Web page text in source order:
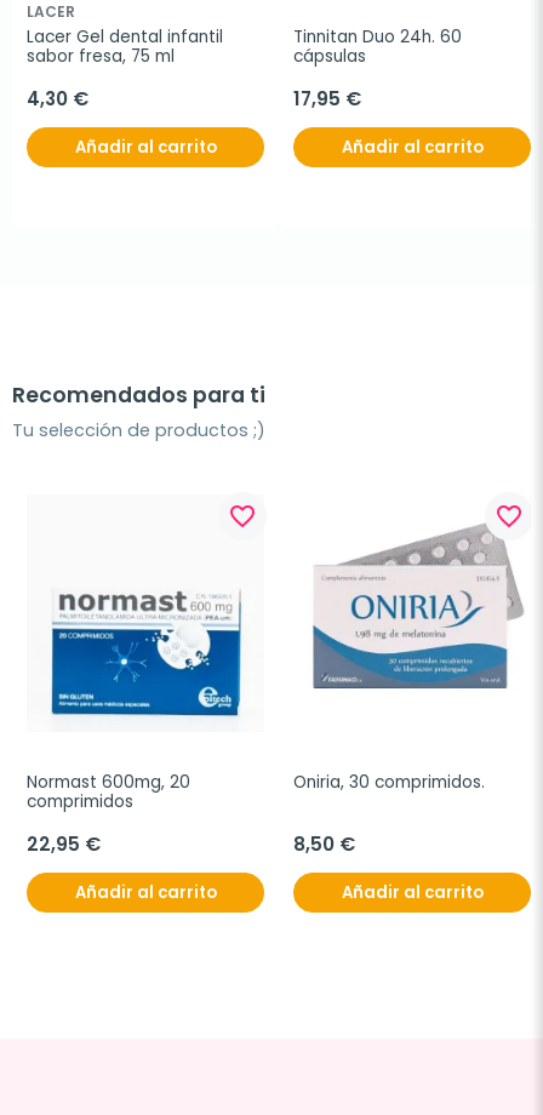
LACER
Lacer Gel dental infantil
sabor fresa, 75 ml
4,30 €
Añadir al carrito
Tinnitan Duo 24h. 60
cápsulas
17,95 €
Añadir al carrito
Recomendados para ti
Tu selección de productos ;)
favorite_border
Normast 600mg, 20
comprimidos
22,95 €
Añadir al carrito
favorite_border
Oniria, 30 comprimidos.
8,50 €
Añadir al carrito